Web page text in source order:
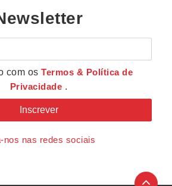
com osTermos & Política de
Privacidade .
nos nas redes sociais